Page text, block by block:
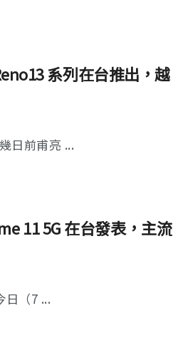
系列在台推出，越
日前甫亮 ...
11 5G 在台發表，主流
（7 ...